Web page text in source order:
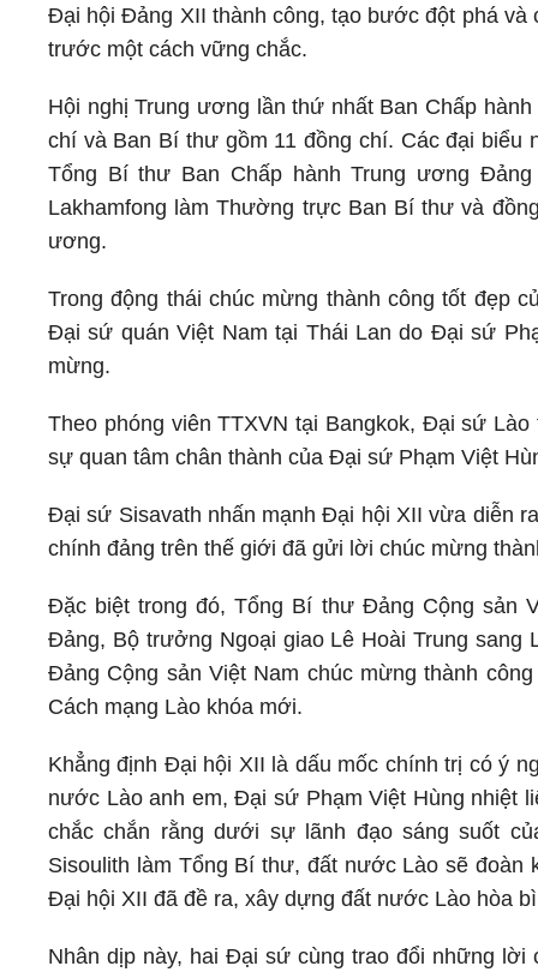
Đại hội Đảng XII thành công, tạo bước đột phá
trước một cách vững chắc.
Hội nghị Trung ương lần thứ nhất Ban Chấp
chí và Ban Bí thư gồm 11 đồng chí. Các đại biểu
Tổng Bí thư Ban Chấp hành Trung ương
Lakhamfong làm Thường trực Ban Bí thư và
ương.
Trong động thái chúc mừng thành công tốt đẹp
Đại sứ quán Việt Nam tại Thái Lan do Đại sứ
mừng.
Theo phóng viên TTXVN tại Bangkok, Đại sứ
sự quan tâm chân thành của Đại sứ Phạm Việt
Đại sứ Sisavath nhấn mạnh Đại hội XII vừa diễn
chính đảng trên thế giới đã gửi lời chúc mừng
Đặc biệt trong đó, Tổng Bí thư Đảng Cộng sản
Đảng, Bộ trưởng Ngoại giao Lê Hoài Trung sang
Đảng Cộng sản Việt Nam chúc mừng thành
Cách mạng Lào khóa mới.
Khẳng định Đại hội XII là dấu mốc chính trị có ý
nước Lào anh em, Đại sứ Phạm Việt Hùng nhiệt
chắc chắn rằng dưới sự lãnh đạo sáng suốt
Sisoulith làm Tổng Bí thư, đất nước Lào sẽ đoàn
Đại hội XII đã đề ra, xây dựng đất nước Lào hòa
Nhân dịp này, hai Đại sứ cùng trao đổi những